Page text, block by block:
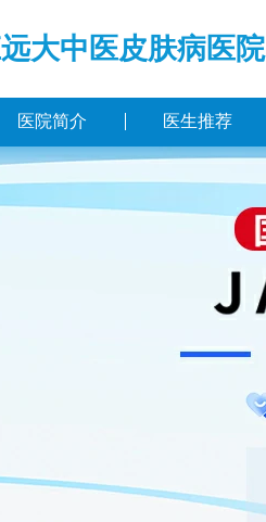
大中医皮肤病医院
医院简介 医生推荐